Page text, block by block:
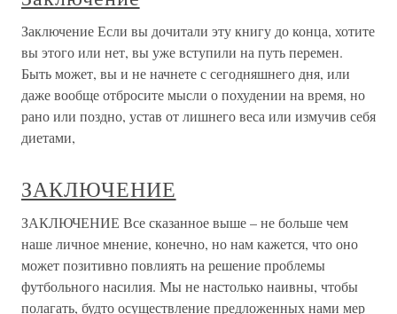
Заключение Если вы дочитали эту книгу до конца, хотите
вы этого или нет, вы уже вступили на путь перемен.
Быть может, вы и не начнете с сегодняшнего дня, или
даже вообще отбросите мысли о похудении на время, но
рано или поздно, устав от лишнего веса или измучив себя
диетами,
ЗАКЛЮЧЕНИЕ
ЗАКЛЮЧЕНИЕ Все сказанное выше – не больше чем
наше личное мнение, конечно, но нам кажется, что оно
может позитивно повлиять на решение проблемы
футбольного насилия. Мы не настолько наивны, чтобы
полагать, будто осуществление предложенных нами мер